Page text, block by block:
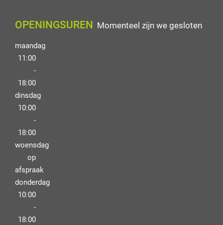
OPENINGSUREN Momenteel zijn we gesloten
maandag
11:00
-
18:00
dinsdag
10:00
-
18:00
woensdag
op
afspraak
donderdag
10:00
-
18:00